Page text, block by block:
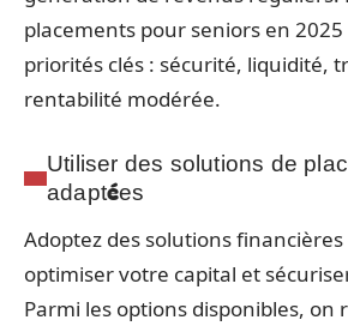
placements pour seniors en
priorités clés : sécurité, liquidité,
rentabilité modérée.
Utiliser des solutions de
adaptées
Adoptez des solutions
optimiser votre capital et
Parmi les options disponibles, on